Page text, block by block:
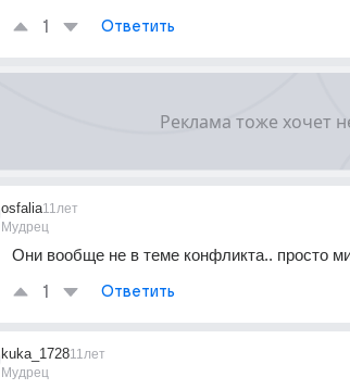
1 Ответить
osfalia
Мудрец
11лет
Они вообще не в теме конфликта.. просто
1 Ответить
kuka_1728
Мудрец
11лет